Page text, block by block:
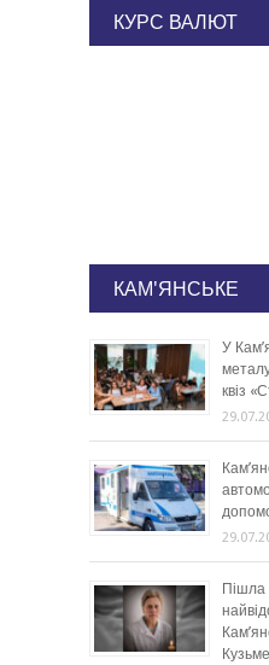
КУРС ВАЛЮТ
КАМ'ЯНСЬКЕ
У
квіз
Пішла